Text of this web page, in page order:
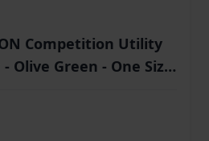
Competition Utility
Olive Green - One Size